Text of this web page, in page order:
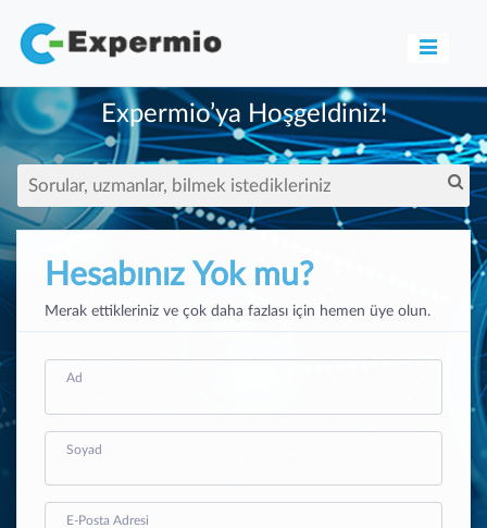
Expermio’ya Hoşgeldiniz!
Hesabınız Yok mu?
Merak ettikleriniz ve çok daha fazlası için hemen üye olun.
Ad
Soyad
E-Posta Adresi